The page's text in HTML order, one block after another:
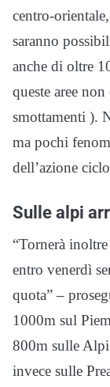
centro-
saranno
anche di oltre
queste aree
smottamenti ).
ma pochi
dell’azione
Sulle alpi
“Tornerà
entro venerdì
quota” –
1000m sul
800m sulle
invece sulle